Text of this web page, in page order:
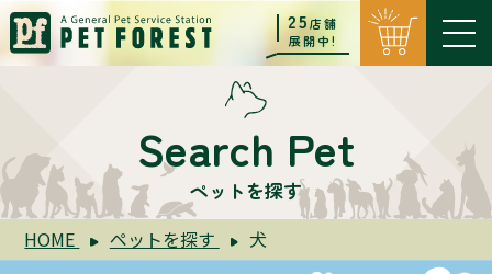
25店舗
展開中!
Search Pet
ペットを探す
HOME ペットを探す 犬